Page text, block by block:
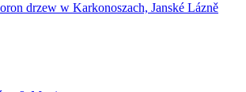
drzew w Karkonoszach, Janské Lázně